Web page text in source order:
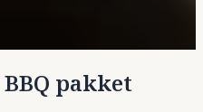
pakket